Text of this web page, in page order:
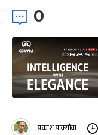
0
प्रकाश पाक्साँवा